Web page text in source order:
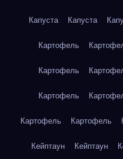
Капуста Капуста
Картофель
Картофель
Картофель
Картофель Картофель
Кейптаун Кейптаун